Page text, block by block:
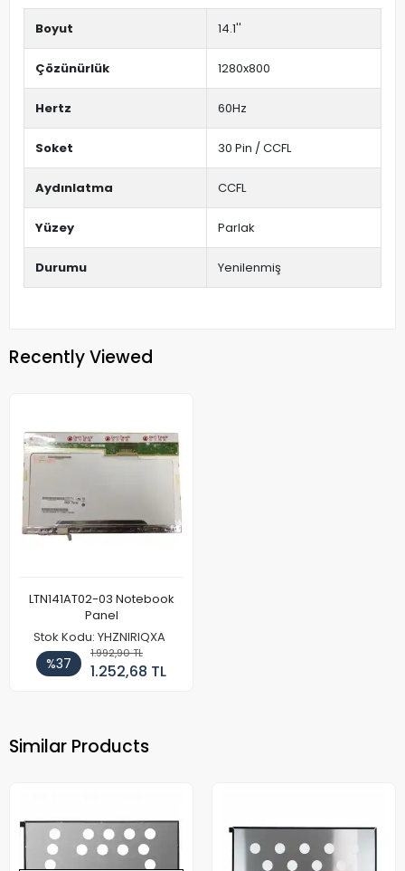
Boyut 14.1''
Çözünürlük 1280x800
Hertz 60Hz
Soket 30 Pin / CCFL
Aydınlatma CCFL
Yüzey Parlak
Durumu Yenilenmiş
Recently Viewed
LTN141AT02-03 Notebook
Panel
Stok Kodu: YHZNIRIQXA
%37
1.992,90 TL
1.252,68 TL
Similar Products